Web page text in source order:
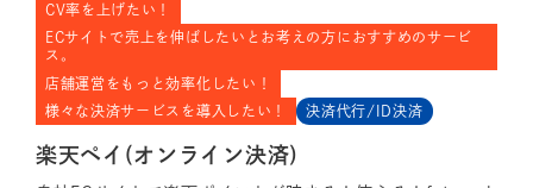
CV率を上げたい！
ECサイトで売上を伸ばしたいとお考えの方におすすめのサービ
ス。
店舗運営をもっと効率化したい！
様々な決済サービスを導入したい！
決済代行/ID決済
楽天ペイ(オンライン決済)